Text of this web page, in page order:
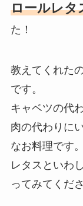
ロールレタ
た！
教えてくれた
です。
キャベツの代
肉の代わりに
なお料理です。
レタスといわ
ってみてくだ